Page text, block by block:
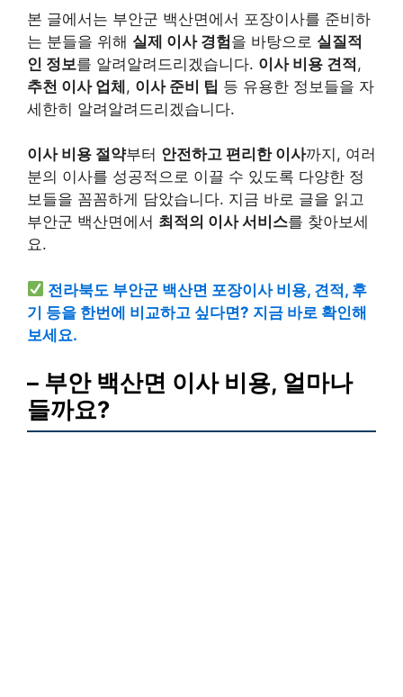
본 글에서는 부안군 백산면에서 포장이사를 준비하
는 분들을 위해 실제 이사 경험을 바탕으로 실질적
인 정보를 알려알려드리겠습니다. 이사 비용 견적,
추천 이사 업체, 이사 준비 팁 등 유용한 정보들을 자
세한히 알려알려드리겠습니다.
이사 비용 절약부터 안전하고 편리한 이사까지, 여러
분의 이사를 성공적으로 이끌 수 있도록 다양한 정
보들을 꼼꼼하게 담았습니다. 지금 바로 글을 읽고
부안군 백산면에서 최적의 이사 서비스를 찾아보세
요.
전라북도 부안군 백산면 포장이사 비용, 견적, 후
기 등을 한번에 비교하고 싶다면? 지금 바로 확인해
보세요.
– 부안 백산면 이사 비용, 얼마나
들까요?